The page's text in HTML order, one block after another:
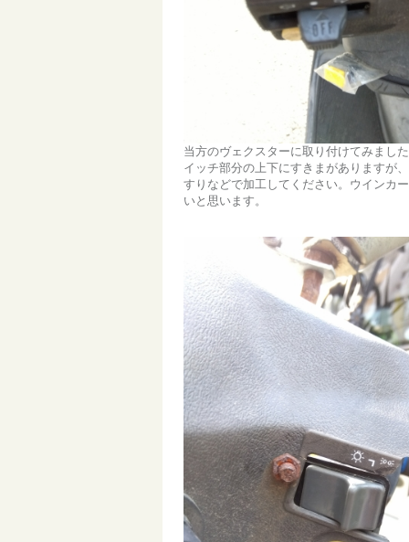
当方のヴェクスターに取り付けてみまし
イッチ部分の上下にすきまがありますが
すりなどで加工してください。ウインカ
いと思います。